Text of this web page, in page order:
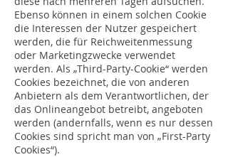
Ebenso können in einem solchen Cookie
die Interessen der Nutzer gespeichert
werden, die für Reichweitenmessung
oder Marketingzwecke verwendet
werden. Als „Third-Party-Cookie“ werden
Cookies bezeichnet, die von anderen
Anbietern als dem Verantwortlichen, der
das Onlineangebot betreibt, angeboten
werden (andernfalls, wenn es nur dessen
Cookies sind spricht man von „First-Party
Cookies“).